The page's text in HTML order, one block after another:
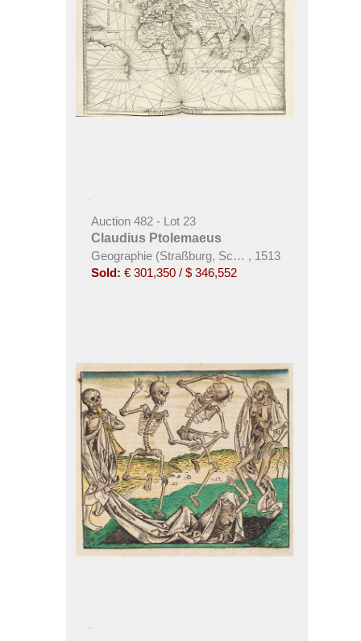
Auction 482 - Lot 23
Claudius Ptolemaeus
Geographie (Straßburg, Schott)
, 1513
Sold: € 301,350 / $ 346,552